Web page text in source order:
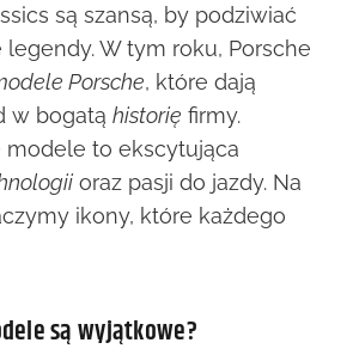
są szansą, by podziwiać
W tym roku, Porsche
Porsche, które dają
w bogatą historię firmy.
modele to ekscytująca
oraz pasji do jazdy. Na
ikony, które każdego
są wyjątkowe?